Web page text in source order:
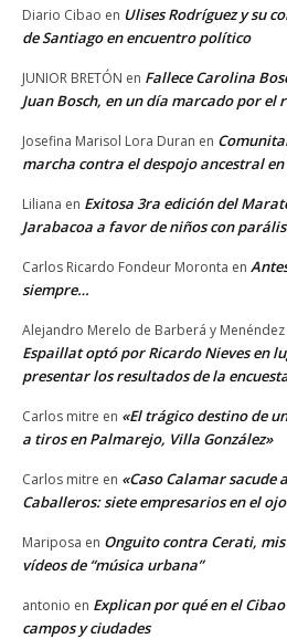
Diario Cibao en Ulises Rodríguez y su
de Santiago en encuentro político
JUNIOR BRETÓN en Fallece Carolina
Juan Bosch, en un día marcado por el
Josefina Marisol Lora Duran en
marcha contra el despojo ancestral
Liliana en Exitosa 3ra edición del
Jarabacoa a favor de niños con
Carlos Ricardo Fondeur Moronta en
siempre…
Alejandro Merelo de Barberá y Menéndez
Espaillat optó por Ricardo Nieves en
presentar los resultados de la
Carlos mitre en «El trágico destino de
a tiros en Palmarejo, Villa González»
Carlos mitre en «Caso Calamar sacude
Caballeros: siete empresarios en el
Mariposa en Onguito contra Cerati,
vídeos de “música urbana”
antonio en Explican por qué en el
campos y ciudades